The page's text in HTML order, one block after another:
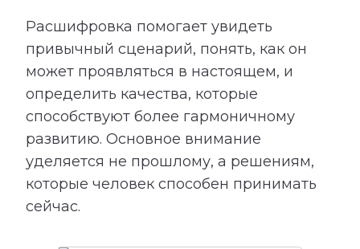
Расшифровка помогает увидеть
привычный сценарий, понять, как он
может проявляться в настоящем, и
определить качества, которые
способствуют более гармоничному
развитию. Основное внимание
уделяется не прошлому, а решениям,
которые человек способен принимать
сейчас.